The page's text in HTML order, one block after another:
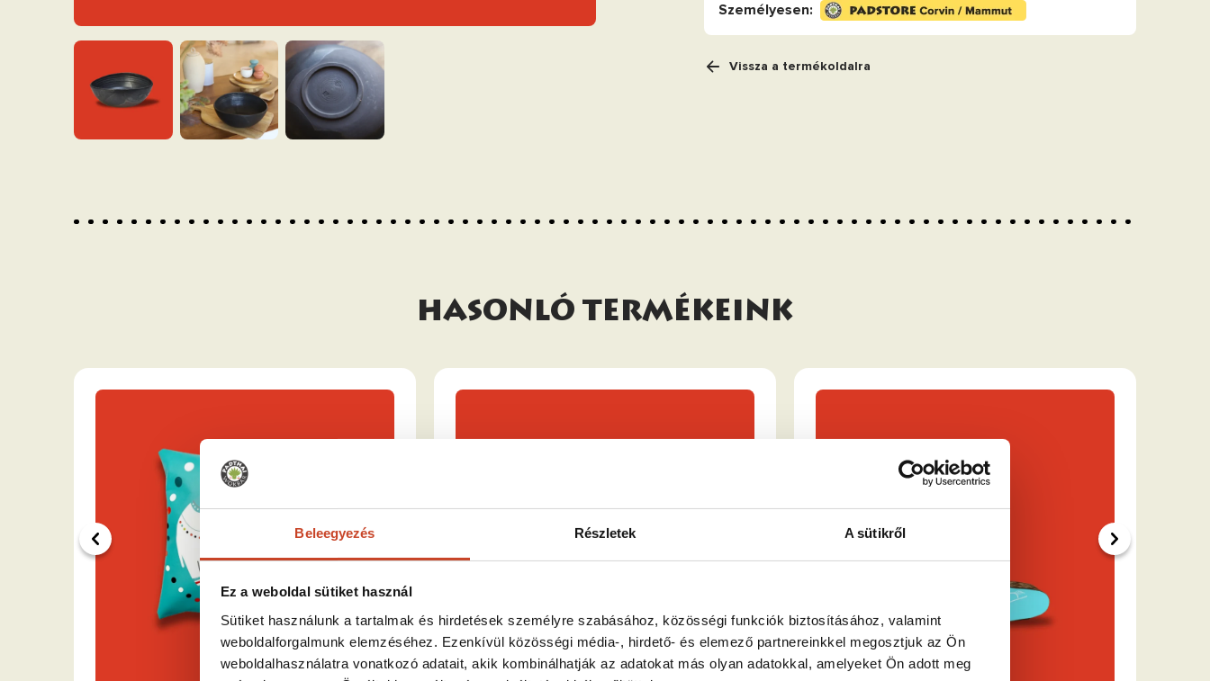
Beleegyezés Részletek A sütikről
Ez a weboldal sütiket használ
Sütiket használunk a tartalmak és hirdetések személyre szabásához, közösségi funkciók biztosításához, valamint
weboldalforgalmunk elemzéséhez. Ezenkívül közösségi média-, hirdető- és elemező partnereinkkel megosztjuk az Ön
weboldalhasználatra vonatkozó adatait, akik kombinálhatják az adatokat más olyan adatokkal, amelyeket Ön adott meg
Személyesen:
Vissza a termékoldalra
HASONLÓ TERMÉKEINK